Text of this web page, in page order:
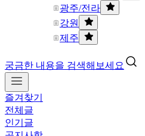
광주/전라
강원
제주
궁금한 내용을 검색해보세요
즐겨찾기
전체글
인기글